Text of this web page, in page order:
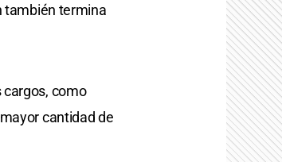
también termina
como
cantidad de